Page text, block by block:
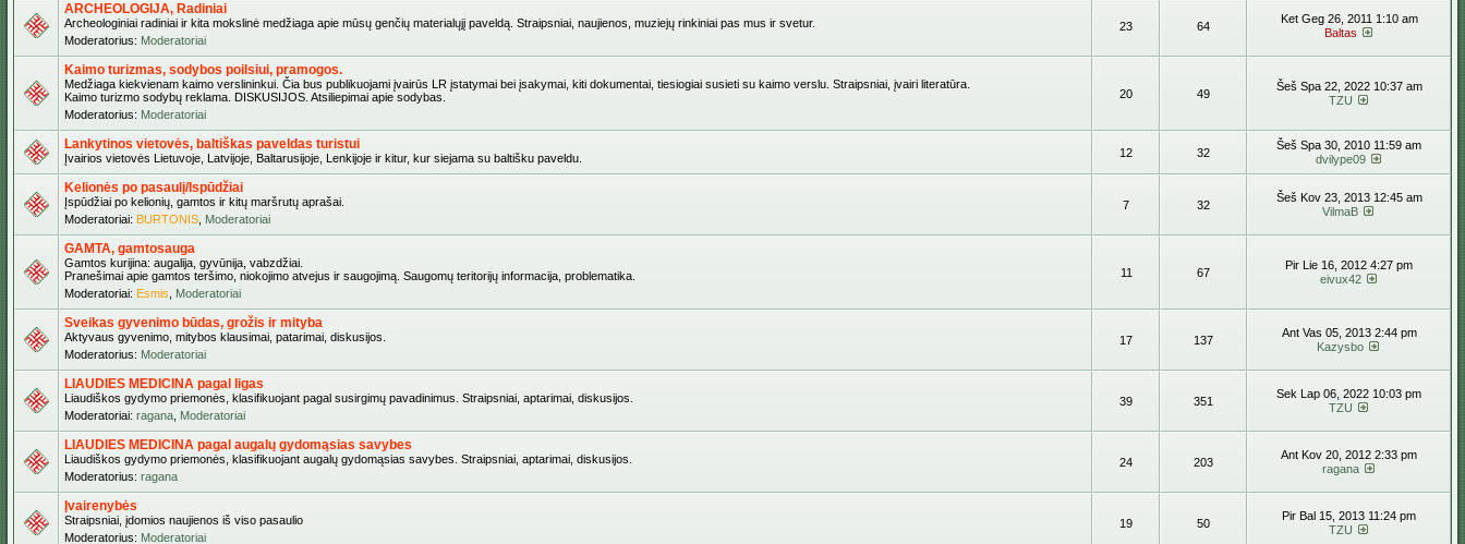
ARCHEOLOGIJA, Radiniai
Archeologiniai radiniai ir kita mokslinė medžiaga apie mūsų genčių materialųjį paveldą. Straipsniai, naujienos, muziejų rinkiniai pas mus ir svetur.
Moderatorius: Moderatoriai
23 64
Ket Geg 26, 2011 1:10 am
Baltas
Kaimo turizmas, sodybos poilsiui, pramogos.
Medžiaga kiekvienam kaimo verslininkui. Čia bus publikuojami įvairūs LR įstatymai bei įsakymai, kiti dokumentai, tiesiogiai susieti su kaimo verslu. Straipsniai, įvairi literatūra.
Kaimo turizmo sodybų reklama. DISKUSIJOS. Atsiliepimai apie sodybas.
Moderatorius: Moderatoriai
20 49
Šeš Spa 22, 2022 10:37 am
TZU
Lankytinos vietovės, baltiškas paveldas turistui
Įvairios vietovės Lietuvoje, Latvijoje, Baltarusijoje, Lenkijoje ir kitur, kur siejama su baltišku paveldu. 12 32
Šeš Spa 30, 2010 11:59 am
dvilype09
Kelionės po pasaulį/Ispūdžiai
Įspūdžiai po kelionių, gamtos ir kitų maršrutų aprašai.
Moderatoriai: BURTONIS Moderatoriai
7 32
Šeš Kov 23, 2013 12:45 am
VilmaB
GAMTA, gamtosauga
Gamtos kurijina: augalija, gyvūnija, vabzdžiai.
Pranešimai apie gamtos teršimo, niokojimo atvejus ir saugojimą. Saugomų teritorijų informacija, problematika.
Moderatoriai: Esmis Moderatoriai
11 67
Pir Lie 16, 2012 4:27 pm
eivux42
Sveikas gyvenimo būdas, grožis ir mityba
Aktyvaus gyvenimo, mitybos klausimai, patarimai, diskusijos.
Moderatorius: Moderatoriai
17 137
Ant Vas 05, 2013 2:44 pm
Kazysbo
LIAUDIES MEDICINA pagal ligas
Liaudiškos gydymo priemonės, klasifikuojant pagal susirgimų pavadinimus. Straipsniai, aptarimai, diskusijos.
Moderatoriai: ragana Moderatoriai
39 351
Sek Lap 06, 2022 10:03 pm
TZU
LIAUDIES MEDICINA pagal augalų gydomąsias savybes
Liaudiškos gydymo priemonės, klasifikuojant augalų gydomąsias savybes. Straipsniai, aptarimai, diskusijos.
Moderatorius: ragana
24 203
Ant Kov 20, 2012 2:33 pm
ragana
Įvairenybės
Straipsniai, įdomios naujienos iš viso pasaulio
Moderatorius: Moderatoriai
19 50
Pir Bal 15, 2013 11:24 pm
TZU